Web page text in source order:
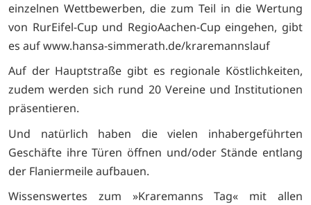
einzelnen Wettbewerben, die zum Teil in die Wertung
von RurEifel-Cup und RegioAachen-Cup eingehen, gibt
es auf www.hansa-simmerath.de/kraremannslauf
Auf der Hauptstraße gibt es regionale Köstlichkeiten,
zudem werden sich rund 20 Vereine und Institutionen
präsentieren.
Und natürlich haben die vielen inhabergeführten
Geschäfte ihre Türen öffnen und/oder Stände entlang
der Flaniermeile aufbauen.
Wissenswertes zum »Kraremanns Tag« mit allen